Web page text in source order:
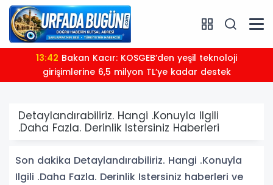
13:42
girişimlerine 6,5 milyon TL’ye kadar destek
Detaylandırabiliriz. Hangi .Konuyla Ilgili
.Daha Fazla. Derinlik Istersiniz Haberleri
Son dakika Detaylandırabiliriz. Hangi .Konuyla
Ilgili .Daha Fazla. Derinlik Istersiniz haberleri ve